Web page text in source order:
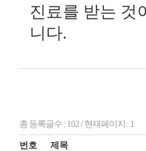
진료를 받는 것
니다.
총 등록글수 : 102 / 현재페이지 : 1
번호 제목